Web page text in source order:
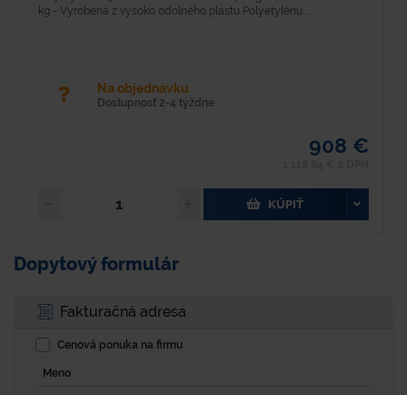
kg - Vyrobená z vysoko odolného plastu Polyetylénu...
Na objednávku
Dostupnosť 2-4 týždne
908 €
KÚPIŤ
Dopytový formulár
Fakturačná adresa
Cenová ponuka na firmu
Meno